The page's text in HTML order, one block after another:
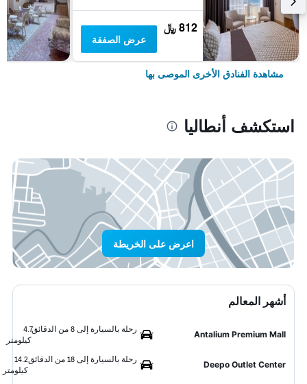
812 ﷼
عرض الصفقة
مشاهدة الفنادق الأخرى الموصى بها
استكشف أنطاليا
اعرض على الخريطة
أشهر المعالم
Antalium Premium Mall
رحلة بالسيارة إلى 8 من الدقائق
4.7
كيلومتر
Deepo Outlet Center
رحلة بالسيارة إلى 18 من الدقائق
14.2
كيلومتر